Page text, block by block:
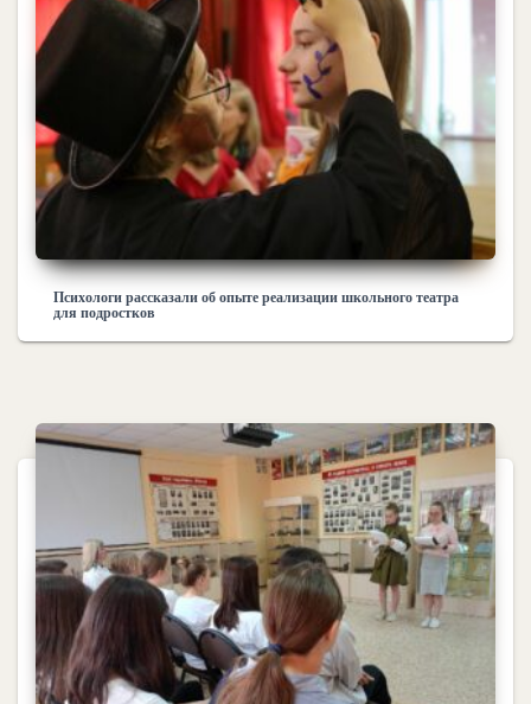
Психологи рассказали об опыте реализации школьного театра
для подростков